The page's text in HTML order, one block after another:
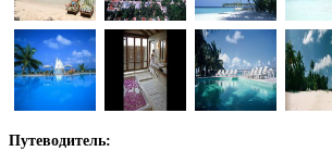
Путеводитель: